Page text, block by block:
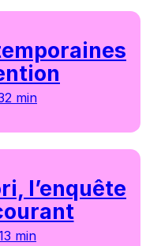
min
l’enquête
min